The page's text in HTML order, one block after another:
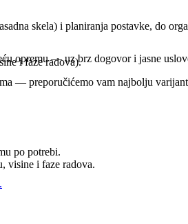
skela) i planiranja postavke, do
i faze radova).
po potrebi.
visine i faze radova.
opremu — uz brz dogovor i jasne
— preporučićemo vam najbolju